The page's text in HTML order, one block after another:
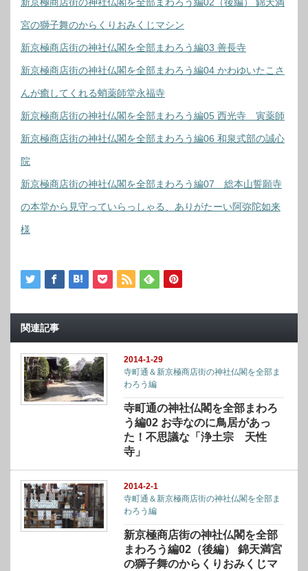
新京極商店街の神社仏閣を全部まわろう編02（後編） 錦天満
宮の獅子舞のからくりおみくじマシン
新京極商店街の神社仏閣を全部まわろう編03 善長寺
新京極商店街の神社仏閣を全部まわろう編04 かわゆいたこさ
んが癒してくれる蛸薬師堂永福寺
新京極商店街の神社仏閣を全部まわろう編05 西光寺 寅薬師
新京極商店街の神社仏閣を全部まわろう編06 和泉式部の誠心
院
新京極商店街の神社仏閣を全部まわろう編07 総本山誓願寺
の本堂から見守っていらっしゃる、ありがたーい阿弥陀如来
様
関連記事
2014-1-29
寺町通＆新京極商店街の神社仏閣を全部ま
わろう編
寺町通の神社仏閣を全部まわろ
う編02 お寺なのに鳥居があっ
た！不思議な「浄土宗 天性
寺」
2014-2-1
寺町通＆新京極商店街の神社仏閣を全部ま
わろう編
新京極商店街の神社仏閣を全部
まわろう編02（後編） 錦天満宮
の獅子舞のからくりおみくじマ